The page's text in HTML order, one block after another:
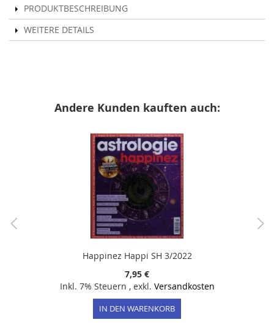
PRODUKTBESCHREIBUNG
WEITERE DETAILS
Andere Kunden kauften auch:
Happinez Happi SH 3/2022
7,95 €
Inkl. 7% Steuern , exkl. Versandkosten
IN DEN WARENKORB